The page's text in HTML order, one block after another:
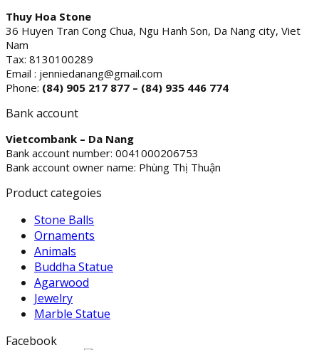
Thuy Hoa Stone
36 Huyen Tran Cong Chua, Ngu Hanh Son, Da Nang city, Viet
Nam
Tax: 8130100289
Email : jenniedanang@gmail.com
Phone: (84) 905 217 877 – (84) 935 446 774
Bank account
Vietcombank – Da Nang
Bank account number: 0041000206753
Bank account owner name: Phùng Thị Thuận
Product categoies
Stone Balls
Ornaments
Animals
Buddha Statue
Agarwood
Jewelry
Marble Statue
Facebook